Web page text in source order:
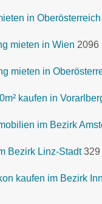
in Oberösterreich
mieten in Wien 2096
mieten in
kaufen in
im Bezirk
Bezirk Linz-Stadt 329
kaufen im Bezirk